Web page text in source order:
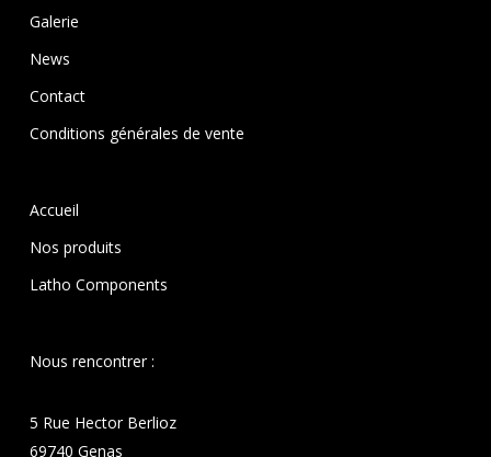
Galerie
News
Contact
Conditions générales de vente
Accueil
Nos produits
Latho Components
Nous rencontrer :
5 Rue Hector Berlioz
69740 Genas